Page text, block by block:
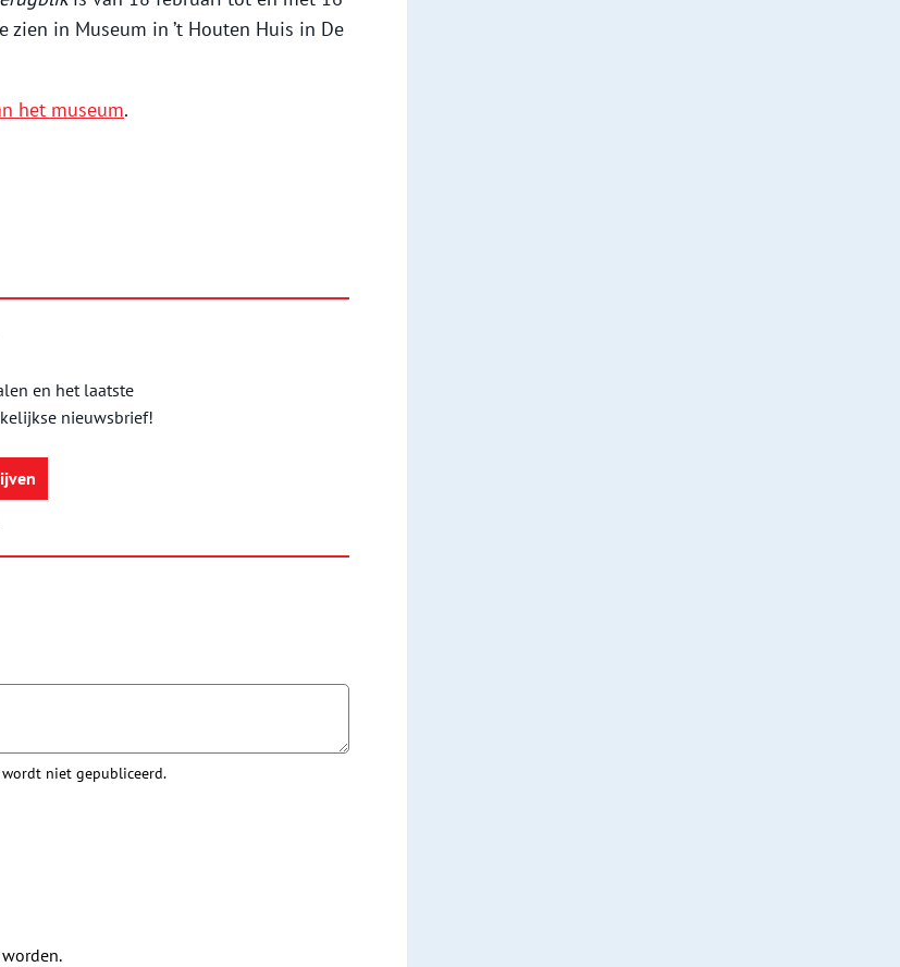
in Museum in ’t Houten Huis in De
het museum.
en het laatste
nieuwsbrief!
wordt niet gepubliceerd.